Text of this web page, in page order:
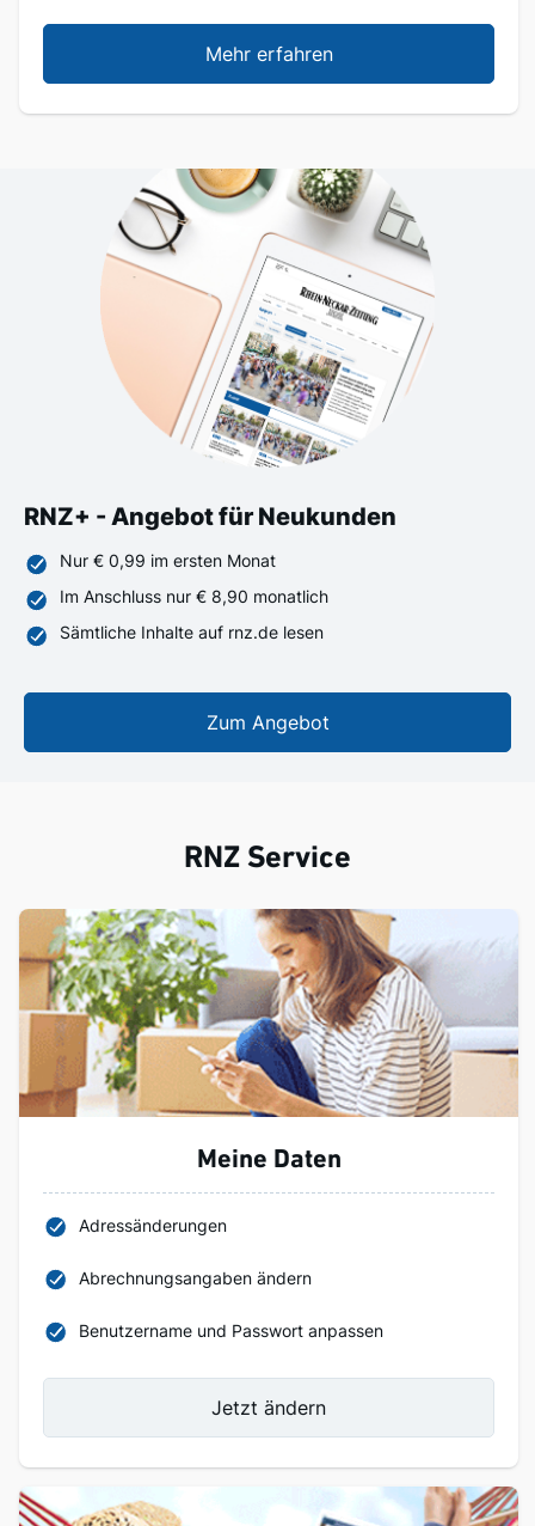
Mehr erfahren
RNZ+ - Angebot für Neukunden
Nur € 0,99 im ersten Monat
Im Anschluss nur € 8,90 monatlich
Sämtliche Inhalte auf rnz.de lesen
Zum Angebot
RNZ Service
Meine Daten
Adressänderungen
Abrechnungsangaben ändern
Benutzername und Passwort anpassen
Jetzt ändern